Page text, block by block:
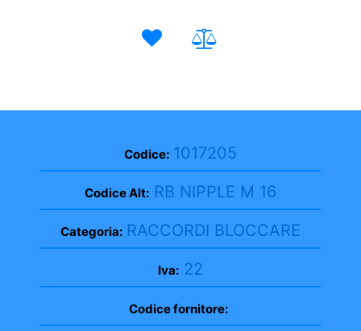
Codice: 1017205
Codice Alt: RB NIPPLE M 16
Categoria: RACCORDI BLOCCARE
Iva: 22
Codice fornitore: